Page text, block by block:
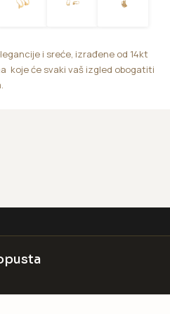
i sreće, izrađene od 14kt
koje će svaki vaš izgled obogatiti